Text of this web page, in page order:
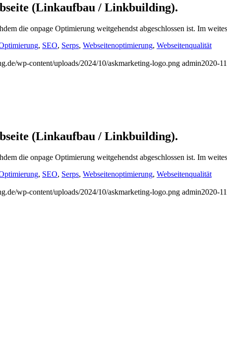
(Linkaufbau / Linkbuilding).
die onpage Optimierung weitgehendst abgeschlossen ist. Im
, SEO, Serps, Webseitenoptimierung, Webseitenqualität
wp-content/uploads/2024/10/askmarketing-logo.png admin2020-
(Linkaufbau / Linkbuilding).
die onpage Optimierung weitgehendst abgeschlossen ist. Im
, SEO, Serps, Webseitenoptimierung, Webseitenqualität
wp-content/uploads/2024/10/askmarketing-logo.png admin2020-